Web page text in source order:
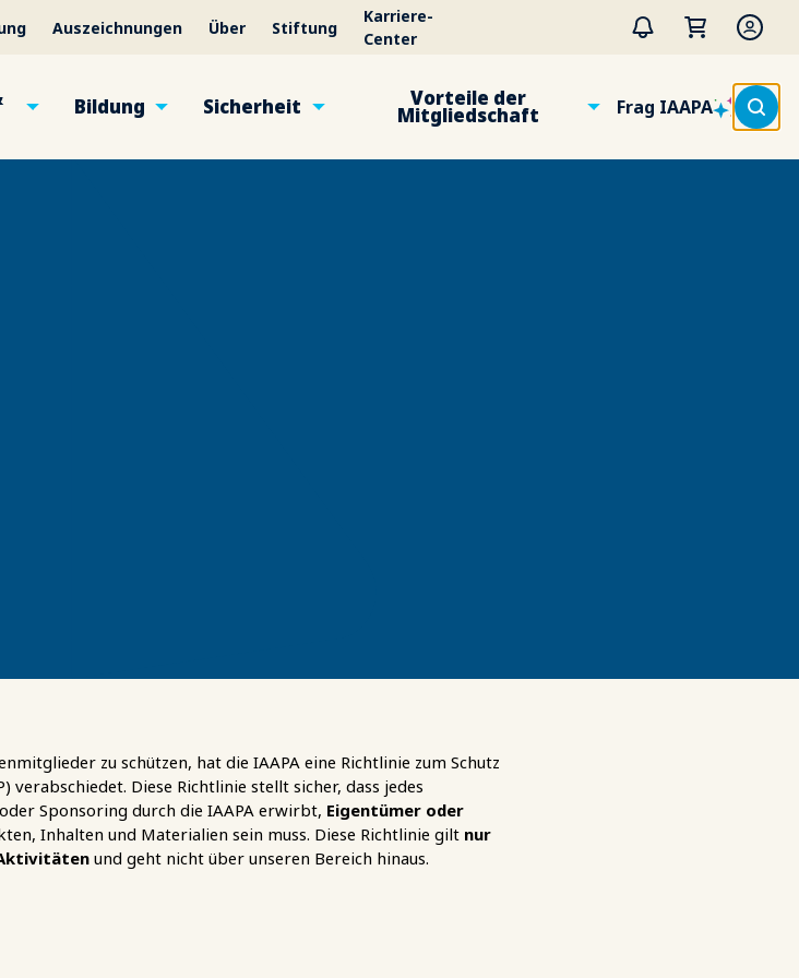
Auszeichnungen Über Stiftung
Karriere-
Center
Bildung Sicherheit Vorteile der
Mitgliedschaft Frag IAAPA
zu schützen, hat die IAAPA eine Richtlinie zum Schutz
Diese Richtlinie stellt sicher, dass jedes
Sponsoring durch die IAAPA erwirbt, Eigentümer oder
Inhalten und Materialien sein muss. Diese Richtlinie gilt nur
und geht nicht über unseren Bereich hinaus.